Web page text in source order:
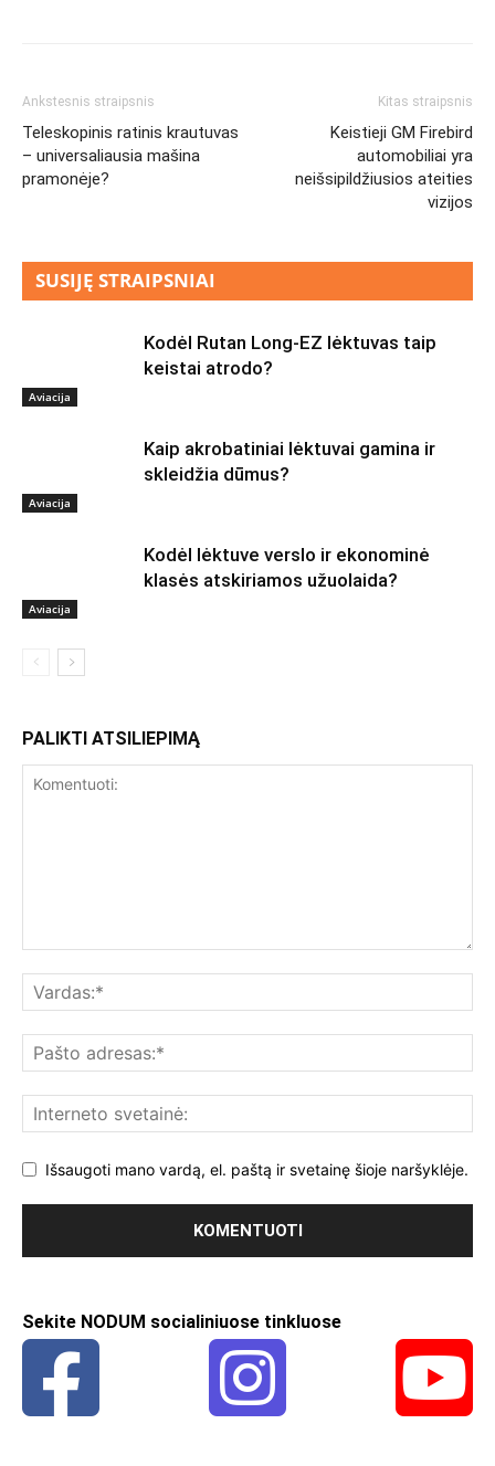
Ankstesnis straipsnis
Teleskopinis ratinis krautuvas
– universaliausia mašina
pramonėje?
Kitas straipsnis
Keistieji GM Firebird
automobiliai yra
neišsipildžiusios ateities
vizijos
SUSIJĘ STRAIPSNIAI
Aviacija
Kodėl Rutan Long-EZ lėktuvas taip
keistai atrodo?
Aviacija
Kaip akrobatiniai lėktuvai gamina ir
skleidžia dūmus?
Aviacija
Kodėl lėktuve verslo ir ekonominė
klasės atskiriamos užuolaida?
PALIKTI ATSILIEPIMĄ
Išsaugoti mano vardą, el. paštą ir svetainę šioje naršyklėje.
Sekite NODUM socialiniuose tinkluose